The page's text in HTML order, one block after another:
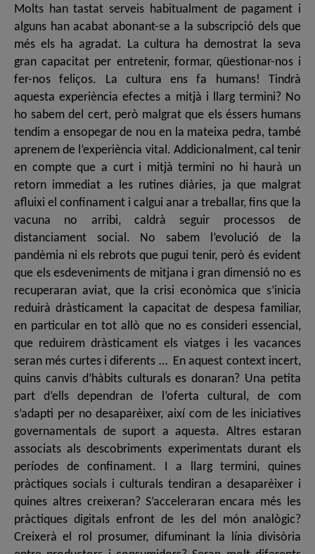
Molts han tastat serveis habitualment de pagament i
alguns han acabat abonant-se a la subscripció dels que
més els ha agradat. La cultura ha demostrat la seva
gran capacitat per entretenir, formar, qüestionar-nos i
fer-nos feliços. La cultura ens fa humans! Tindrà
aquesta experiència efectes a mitjà i llarg termini? No
ho sabem del cert, però malgrat que els éssers humans
tendim a ensopegar de nou en la mateixa pedra, també
aprenem de l’experiència vital. Addicionalment, cal tenir
en compte que a curt i mitjà termini no hi haurà un
retorn immediat a les rutines diàries, ja que malgrat
afluixi el confinament i calgui anar a treballar, fins que la
vacuna no arribi, caldrà seguir processos de
distanciament social. No sabem l’evolució de la
pandèmia ni els rebrots que pugui tenir, però és evident
que els esdeveniments de mitjana i gran dimensió no es
recuperaran aviat, que la crisi econòmica que s’inicia
reduirà dràsticament la capacitat de despesa familiar,
en particular en tot allò que no es consideri essencial,
que reduirem dràsticament els viatges i les vacances
seran més curtes i diferents … En aquest context incert,
quins canvis d’hàbits culturals es donaran? Una petita
part d’ells dependran de l’oferta cultural, de com
s’adapti per no desaparèixer, així com de les iniciatives
governamentals de suport a aquesta. Altres estaran
associats als descobriments experimentats durant els
períodes de confinament. I a llarg termini, quines
pràctiques socials i culturals tendiran a desaparèixer i
quines altres creixeran? S’acceleraran encara més les
pràctiques digitals enfront de les del món analògic?
Creixerà el rol prosumer, difuminant la línia divisòria